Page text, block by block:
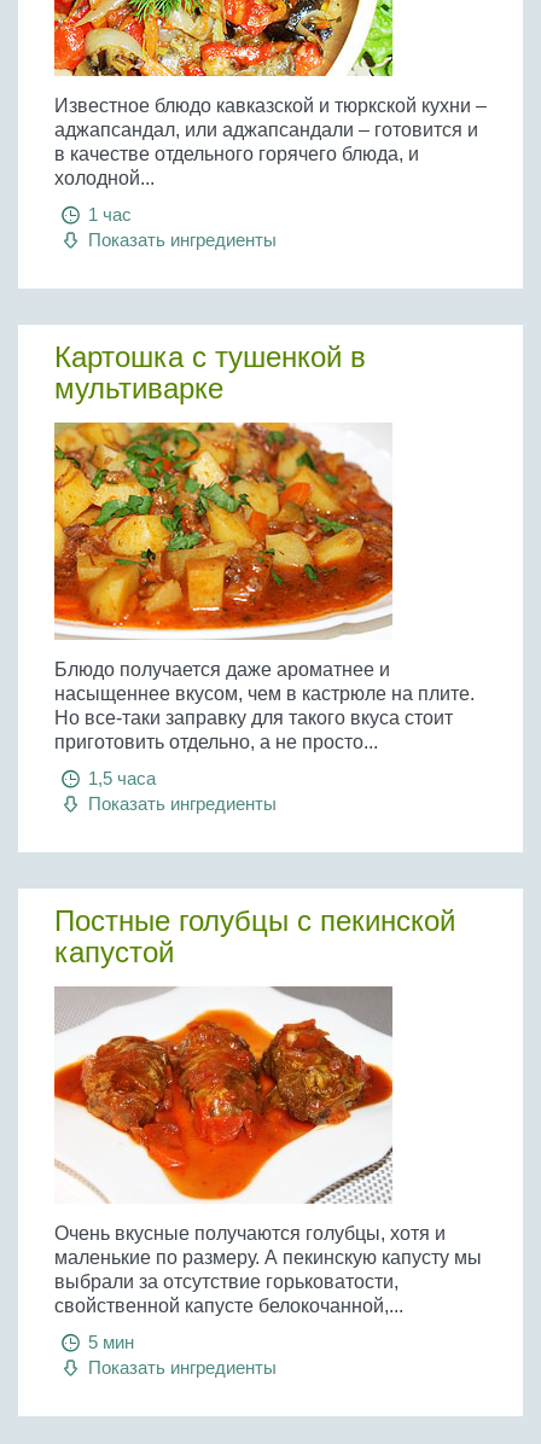
Известное блюдо кавказской и тюркской кухни –
аджапсандал, или аджапсандали – готовится и
в качестве отдельного горячего блюда, и
холодной...
1 час
Показать ингредиенты
Картошка с тушенкой в
мультиварке
Блюдо получается даже ароматнее и
насыщеннее вкусом, чем в кастрюле на плите.
Но все-таки заправку для такого вкуса стоит
приготовить отдельно, а не просто...
1,5 часа
Показать ингредиенты
Постные голубцы с пекинской
капустой
Очень вкусные получаются голубцы, хотя и
маленькие по размеру. А пекинскую капусту мы
выбрали за отсутствие горьковатости,
свойственной капусте белокочанной,...
5 мин
Показать ингредиенты